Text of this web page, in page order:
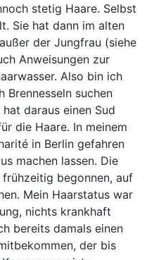
stetig Haare. Selbst
Sie hat dann im alten
der Jungfrau (siehe
Anweisungen zur
Also bin ich
Brennesseln suchen
daraus einen Sud
die Haare. In meinem
in Berlin gefahren
machen lassen. Die
begonnen, auf
Mein Haarstatus war
nichts krankhaft
bereits damals einen
der bis